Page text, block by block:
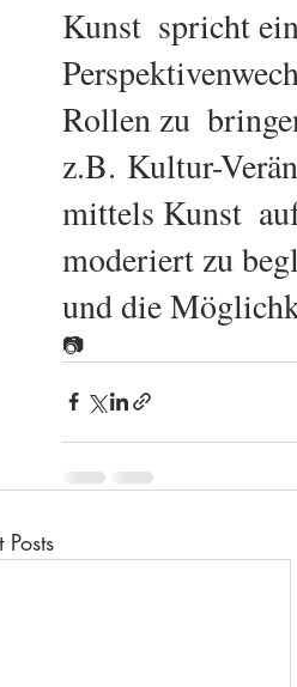
Kunst  spricht
Rollen zu
z.B. Kultur-
mittels Kunst
moderiert zu
und die
📷
Posts